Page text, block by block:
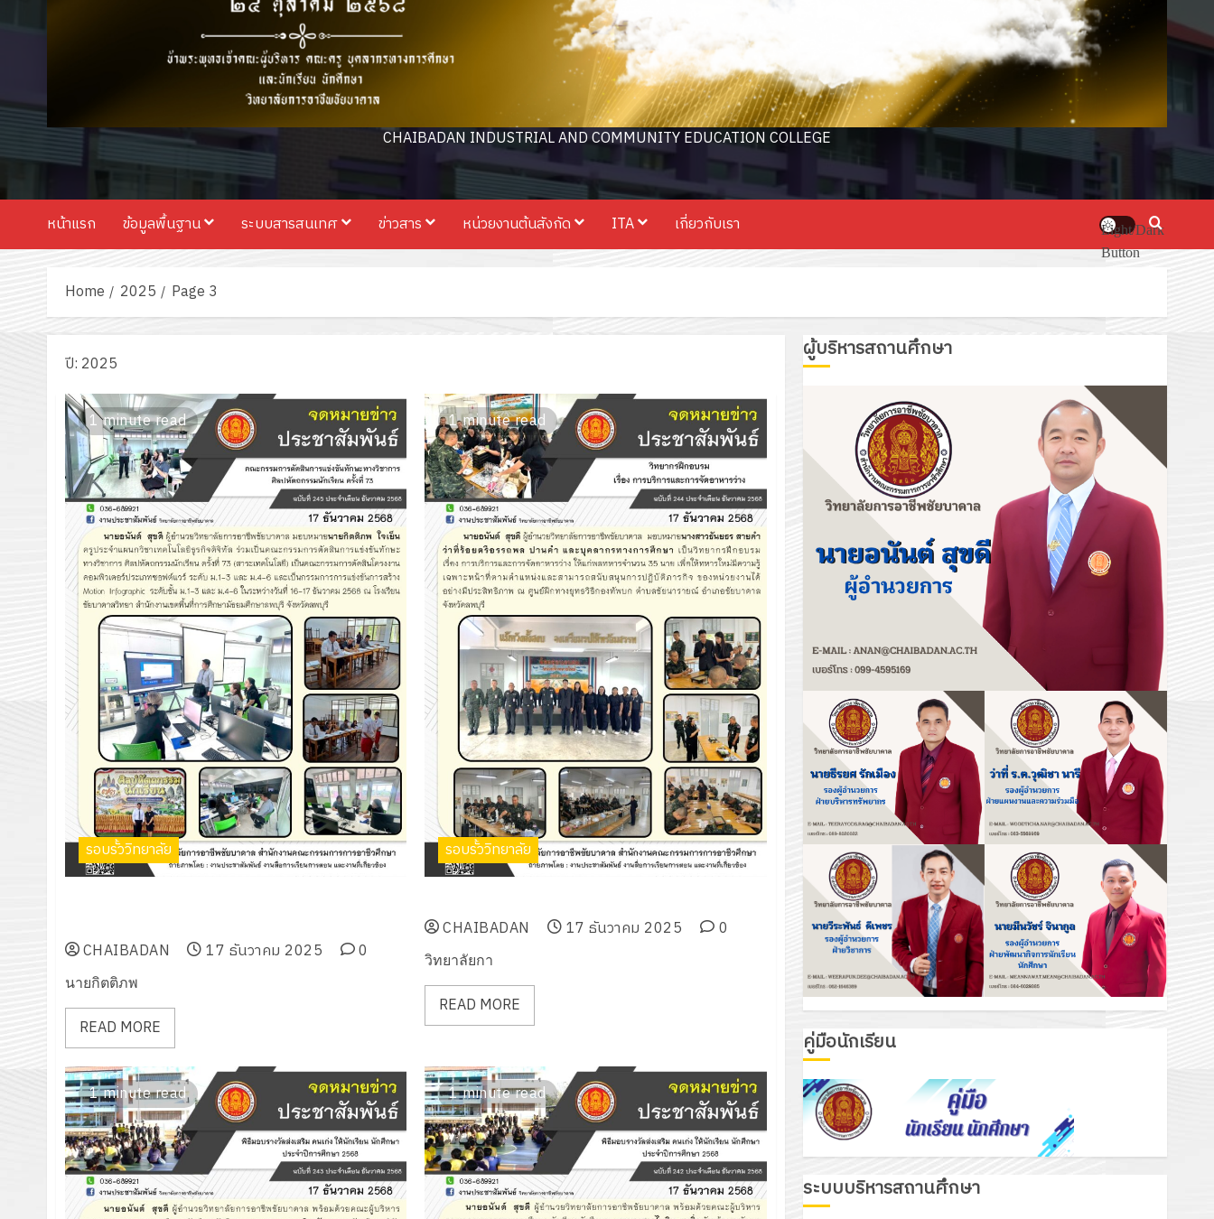
CHAIBADAN INDUSTRIAL AND COMMUNITY EDUCATION COLLEGE
หน้าแรก ข้อมูลพื้นฐาน ระบบสารสนเทศ ข่าวสาร หน่วยงานต้นสังกัด ITA เกี่ยวกับเรา
Light/Dark
Button
Home 2025 Page 3
ปี: 2025
1 minute read
รอบรั้ววิทยาลัย
CHAIBADAN
17 ธันวาคม 2025 0
นายกิตติภพ
READ MORE
1 minute read
รอบรั้ววิทยาลัย
CHAIBADAN
17 ธันวาคม 2025 0
วิทยาลัยกา
READ MORE
1 minute read 1 minute read
ผู้บริหารสถานศึกษา
คู่มือนักเรียน
ระบบบริหารสถานศึกษา